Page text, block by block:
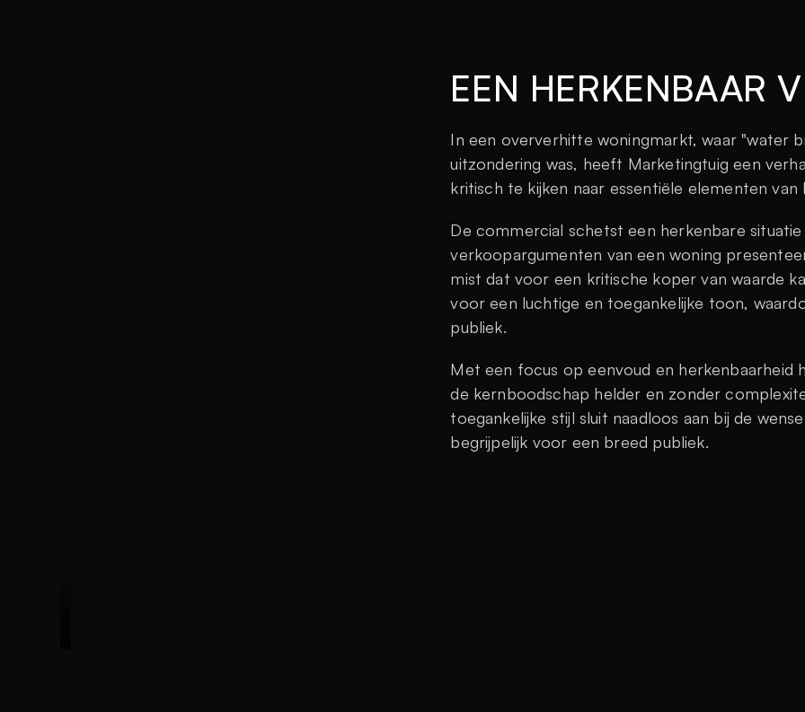
EEN HERKENBAAR
In een oververhitte woningmarkt, waar "water
uitzondering was, heeft Marketingtuig een
kritisch te kijken naar essentiële elementen van
De commercial schetst een herkenbare
verkoopargumenten van een woning
mist dat voor een kritische koper van waarde
voor een luchtige en toegankelijke toon,
publiek.
Met een focus op eenvoud en herkenbaarheid
de kernboodschap helder en zonder
toegankelijke stijl sluit naadloos aan bij de
begrijpelijk voor een breed publiek.